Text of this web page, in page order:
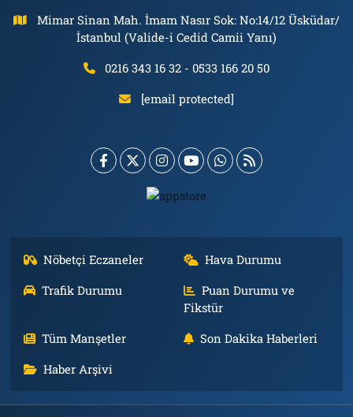
Mimar Sinan Mah. İmam Nasır Sok: No:14/12 Üsküdar/
İstanbul (Valide-i Cedid Camii Yanı)
0216 343 16 32 - 0533 166 20 50
[email protected]
Nöbetçi Eczaneler
Hava Durumu
Trafik Durumu
Puan Durumu ve
Fikstür
Tüm Manşetler
Son Dakika Haberleri
Haber Arşivi